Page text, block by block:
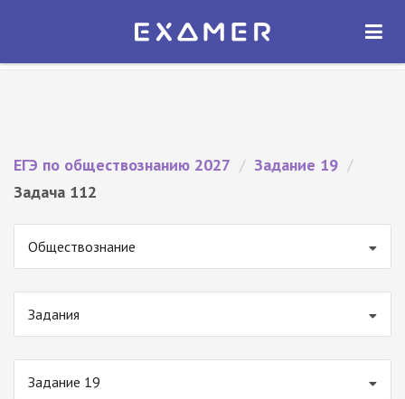
Экзамер — ЕГЭ 2027
ОТКРЫТЬ
ЕГЭ по обществознанию 2027 / Задание 19 /
Задача 112
Обществознание
Задания
Задание 19